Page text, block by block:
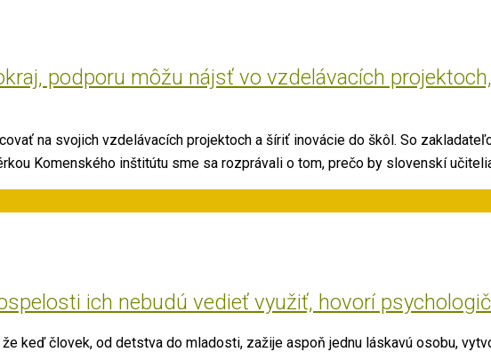
podporu môžu nájsť vo vzdelávacích
na svojich vzdelávacích projektoch a šíriť inovácie do škôl. So
Komenského inštitútu sme sa rozprávali o tom, prečo by slovenskí
ich nebudú vedieť využiť, hovorí
keď človek, od detstva do mladosti, zažije aspoň jednu láskavú osobu,